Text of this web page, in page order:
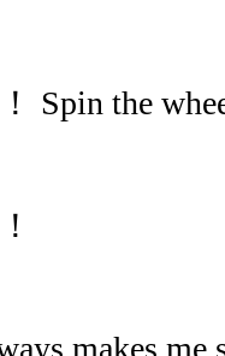
Spin the
makes me